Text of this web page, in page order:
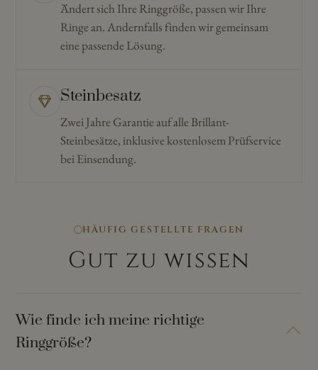
Ändert sich Ihre Ringgröße, passen wir Ihre
Ringe an. Andernfalls finden wir gemeinsam
eine passende Lösung.
Steinbesatz
Zwei Jahre Garantie auf alle Brillant-
Steinbesätze, inklusive kostenlosem Prüfservice
bei Einsendung.
HÄUFIG GESTELLTE FRAGEN
Gut zu wissen
Wie finde ich meine richtige
Ringgröße?